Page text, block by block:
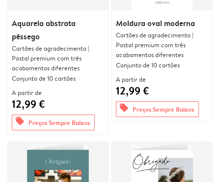
Aquarela abstrata
pêssego
Cartões de agradecimento |
Postal premium com três
acabamentos diferentes
Conjunto de 10 cartões
A partir de
12,99 €
offers Preços Sempre Baixos
Moldura oval moderna
Cartões de agradecimento |
Postal premium com três
acabamentos diferentes
Conjunto de 10 cartões
A partir de
12,99 €
offers Preços Sempre Baixos